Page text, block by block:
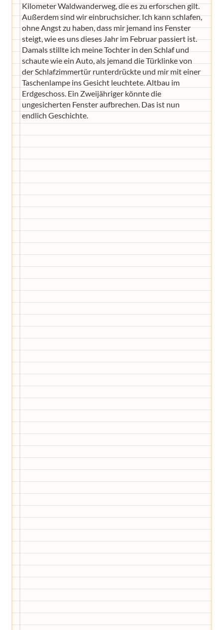
Kilometer Waldwanderweg, die es zu erforschen gilt.
Außerdem sind wir einbruchsicher. Ich kann schlafen,
ohne Angst zu haben, dass mir jemand ins Fenster
steigt, wie es uns dieses Jahr im Februar passiert ist.
Damals stillte ich meine Tochter in den Schlaf und
schaute wie ein Auto, als jemand die Türklinke von
der Schlafzimmertür runterdrückte und mir mit einer
Taschenlampe ins Gesicht leuchtete. Altbau im
Erdgeschoss. Ein Zweijähriger könnte die
ungesicherten Fenster aufbrechen. Das ist nun
endlich Geschichte.